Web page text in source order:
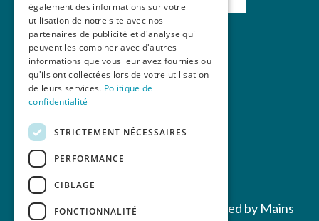
Nos formations
La revue Mains Libres
Copyrights © 2022 All Rights Reserved by Mains
également des informations sur votre
utilisation de notre site avec nos
partenaires de publicité et d'analyse qui
peuvent les combiner avec d'autres
informations que vous leur avez fournies ou
qu'ils ont collectées lors de votre utilisation
de leurs services. Politique de
confidentialité
STRICTEMENT NÉCESSAIRES
PERFORMANCE
CIBLAGE
FONCTIONNALITÉ